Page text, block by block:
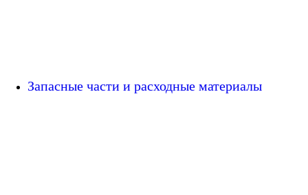
Запасные части и расходные материалы